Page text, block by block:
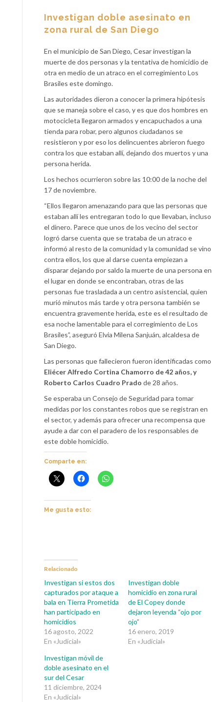
Investigan doble asesinato en
zona rural de San Diego
En el municipio de San Diego, Cesar investigan la
muerte de dos personas y la tentativa de homicidio de
otra en medio de un atraco en el corregimiento Los
Brasiles este domingo.
Las autoridades dieron a conocer la primera hipótesis
que se maneja sobre el caso, y es que dos hombres en
motocicleta llegaron armados y encapuchados a una
tienda para robar, pero algunos ciudadanos se
resistieron y por eso los delincuentes abrieron fuego
contra los que estaban allí, dejando dos muertos y una
persona herida.
Los hechos ocurrieron sobre las 10:00 de la noche del
17 de noviembre.
“Ellos llegaron amenazando para que las personas que
estaban allí les entregaran todo lo que llevaban, incluso
el dinero. Parece que unos de los vecino del sector
logró darse cuenta que se trataba de un atraco e
informó al resto de la comunidad y la comunidad se vino
contra ellos, los que al darse cuenta empiezan a
disparar dejando por saldo la muerte de una persona en
el lugar en donde se encontraban, otras de las
personas fue trasladada a un centro asistencial, quien
murió minutos más tarde y otra persona también se
encuentra gravemente herida, este es el resultado de
esa noche lamentable para el corregimiento de Los
Brasiles”, aseguró Elvia Milena Sanjuán, alcaldesa de
San Diego.
Las personas que fallecieron fueron identificadas como
Eliécer Alfredo Cortina Chamorro de 42 años, y
Roberto Carlos Cuadro Prado de 28 años.
Se esperaba un Consejo de Seguridad para tomar
medidas por los constantes robos que se registran en
el sector, y además para ofrecer una recompensa que
ayude a dar con el paradero de los responsables de
este doble homicidio.
Comparte en:
Me gusta esto:
Relacionado
Investigan si estos dos
capturados por ataque a
bala en Tierra Prometida
han participado en
homicidios
16 agosto, 2022
En «Judicial»
Investigan doble
homicidio en zona rural
de El Copey donde
dejaron leyenda “ojo por
ojo”
16 enero, 2019
En «Judicial»
Investigan móvil de
doble asesinato en el
sur del Cesar
11 diciembre, 2024
En «Judicial»